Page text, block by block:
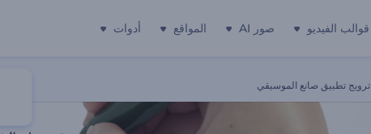
قوالب الفيديو صور AI المواقع أدوات
ترويج تطبيق صانع الموسيقي